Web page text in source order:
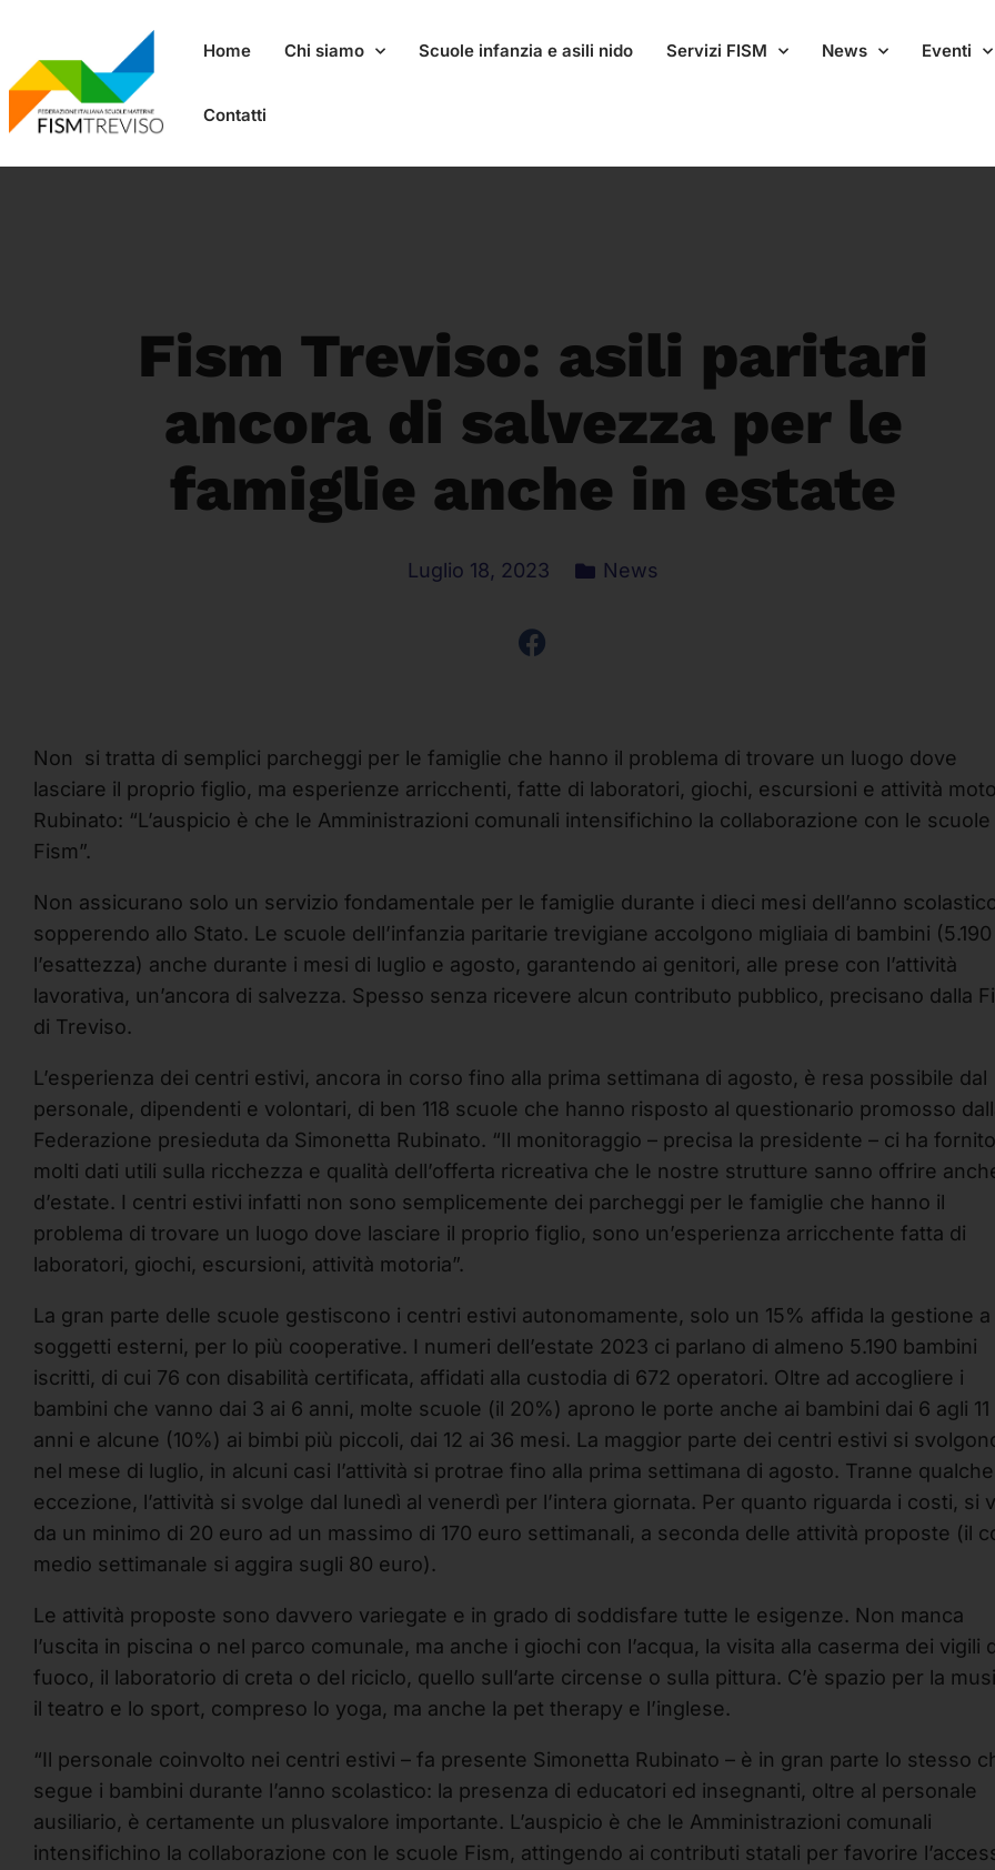
Home Chi siamo Scuole infanzia e asili nido Servizi FISM News Eventi
Contatti
Fism Treviso: asili paritari
ancora di salvezza per le
famiglie anche in estate
Luglio 18, 2023 News
Non si tratta di semplici parcheggi per le famiglie che hanno il problema di trovare un luogo dove
lasciare il proprio figlio, ma esperienze arricchenti, fatte di laboratori, giochi, escursioni e attività
Rubinato: “L’auspicio è che le Amministrazioni comunali intensifichino la collaborazione con le scuole
Fism”.
Non assicurano solo un servizio fondamentale per le famiglie durante i dieci mesi dell’anno
sopperendo allo Stato. Le scuole dell’infanzia paritarie trevigiane accolgono migliaia di bambini
l’esattezza) anche durante i mesi di luglio e agosto, garantendo ai genitori, alle prese con l’attività
lavorativa, un’ancora di salvezza. Spesso senza ricevere alcun contributo pubblico, precisano dalla
di Treviso.
L’esperienza dei centri estivi, ancora in corso fino alla prima settimana di agosto, è resa possibile dal
personale, dipendenti e volontari, di ben 118 scuole che hanno risposto al questionario promosso
Federazione presieduta da Simonetta Rubinato. “Il monitoraggio – precisa la presidente – ci ha fornito
molti dati utili sulla ricchezza e qualità dell’offerta ricreativa che le nostre strutture sanno offrire
d’estate. I centri estivi infatti non sono semplicemente dei parcheggi per le famiglie che hanno il
problema di trovare un luogo dove lasciare il proprio figlio, sono un’esperienza arricchente fatta di
laboratori, giochi, escursioni, attività motoria”.
La gran parte delle scuole gestiscono i centri estivi autonomamente, solo un 15% affida la gestione a
soggetti esterni, per lo più cooperative. I numeri dell’estate 2023 ci parlano di almeno 5.190 bambini
iscritti, di cui 76 con disabilità certificata, affidati alla custodia di 672 operatori. Oltre ad accogliere i
bambini che vanno dai 3 ai 6 anni, molte scuole (il 20%) aprono le porte anche ai bambini dai 6 agli 11
anni e alcune (10%) ai bimbi più piccoli, dai 12 ai 36 mesi. La maggior parte dei centri estivi si
nel mese di luglio, in alcuni casi l’attività si protrae fino alla prima settimana di agosto. Tranne qualche
eccezione, l’attività si svolge dal lunedì al venerdì per l’intera giornata. Per quanto riguarda i costi, si
da un minimo di 20 euro ad un massimo di 170 euro settimanali, a seconda delle attività proposte (il
medio settimanale si aggira sugli 80 euro).
Le attività proposte sono davvero variegate e in grado di soddisfare tutte le esigenze. Non manca
l’uscita in piscina o nel parco comunale, ma anche i giochi con l’acqua, la visita alla caserma dei vigili
fuoco, il laboratorio di creta o del riciclo, quello sull’arte circense o sulla pittura. C’è spazio per la
il teatro e lo sport, compreso lo yoga, ma anche la pet therapy e l’inglese.
“Il personale coinvolto nei centri estivi – fa presente Simonetta Rubinato – è in gran parte lo stesso
segue i bambini durante l’anno scolastico: la presenza di educatori ed insegnanti, oltre al personale
ausiliario, è certamente un plusvalore importante. L’auspicio è che le Amministrazioni comunali
intensifichino la collaborazione con le scuole Fism, attingendo ai contributi statali per favorire